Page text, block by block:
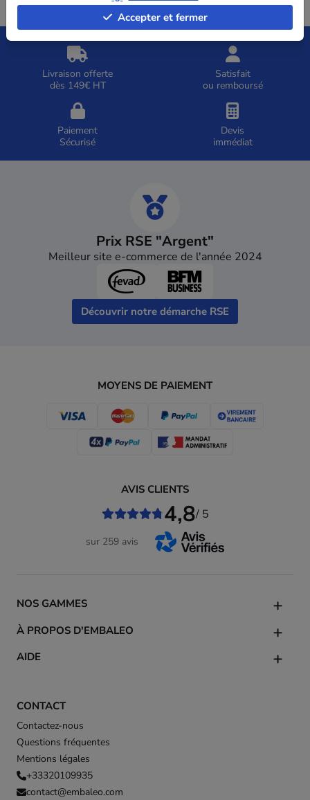
Livraison offerte
dès 149€ HT
Satisfait
ou remboursé
Paiement
Sécurisé
Devis
immédiat
Prix RSE "Argent"
Meilleur site e-commerce de l'année 2024
Découvrir notre démarche RSE
MOYENS DE PAIEMENT
CONTACT
Contactez-nous
Questions fréquentes
Mentions légales
+33320109935
contact@embaleo.com
NOS GAMMES
À PROPOS D'EMBALEO
AIDE
AVIS CLIENTS
4,8/ 5
sur 259 avis
Accepter et fermer